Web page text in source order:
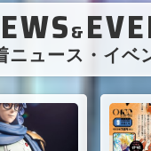
&
ニュース・イベ